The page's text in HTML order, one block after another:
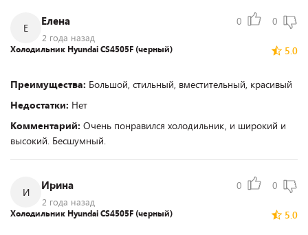
Е
Елена
2 года назад
0 0
5.0
Холодильник Hyundai CS4505F (черный)
Преимущества: Большой, стильный, вместительный, красивый
Недостатки: Нет
Комментарий: Очень понравился холодильник, и широкий и
высокий. Бесшумный.
И
Ирина
2 года назад
0 0
5.0
Холодильник Hyundai CS4505F (черный)